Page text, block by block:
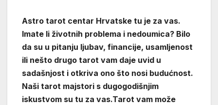
Astro tarot centar Hrvatske tu je za vas.
Imate li životnih problema i nedoumica? Bilo
da su u pitanju ljubav, financije, usamljenost
ili nešto drugo tarot vam daje uvid u
sadašnjost i otkriva ono što nosi budućnost.
Naši tarot majstori s dugogodišnjim
iskustvom su tu za vas.Tarot vam može